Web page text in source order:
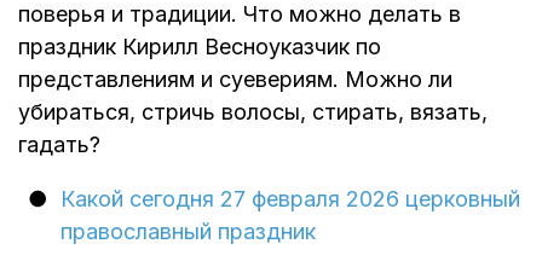
поверья и традиции. Что можно делать в
праздник Кирилл Весноуказчик по
представлениям и суевериям. Можно ли
убираться, стричь волосы, стирать, вязать,
гадать?
Какой сегодня 27 февраля 2026 церковный
православный праздник